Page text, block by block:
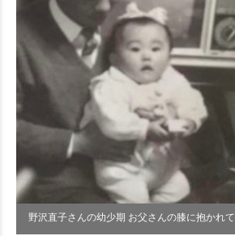
野沢直子さんの幼少期 お父さんの膝に抱かれて